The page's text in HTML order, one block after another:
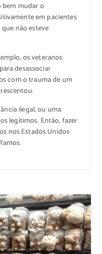
bem mudar o
em pacientes
não esteve
os veteranos
desassociar
com o trauma de um
ilegal, ou uma
legítimos. Então, fazer
nos Estados Unidos